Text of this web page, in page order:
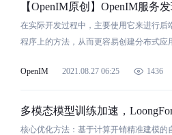
【OpenIM原创】OpenIM服务
在实际开发过程中，主要使用它来进行后
程序上的方法，从而更容易创建分布式应
OpenIM 2021.08.27 06:25 1436
多模态模型训练加速，
核心优化方法：基于计算开销精准建模的